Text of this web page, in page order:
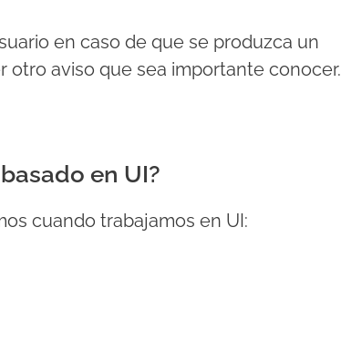
en caso de que se produzca un
otro aviso que sea importante conocer.
en UI?
cuando trabajamos en UI: